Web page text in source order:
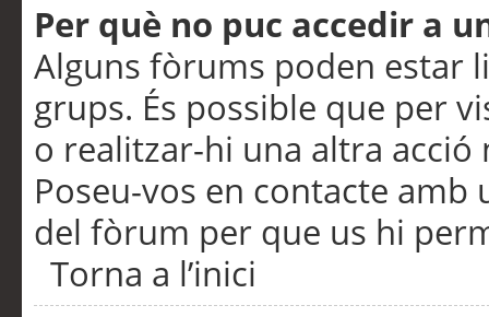
Per què no puc accedir a
Alguns fòrums poden estar
grups. És possible que per
o realitzar-hi una altra acció
Poseu-vos en contacte
del fòrum per que us hi
Torna a l’inici